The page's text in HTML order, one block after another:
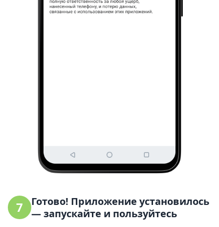
7
Готово! Приложение установилось
— запускайте и пользуйтесь